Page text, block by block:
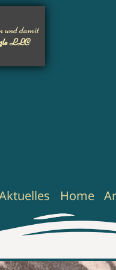
und damit
LLC
Home